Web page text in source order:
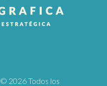
© 2026 Todos los